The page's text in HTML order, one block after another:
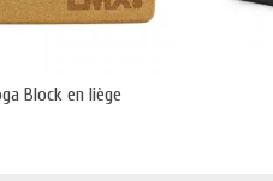
Block en liège